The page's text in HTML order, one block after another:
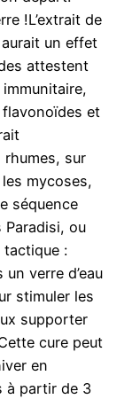
!L’extrait de
un effet
attestent
et
sur
mycoses,
séquence
ou
tactique :
verre d’eau
stimuler les
supporter
cure peut
en
à partir de 3